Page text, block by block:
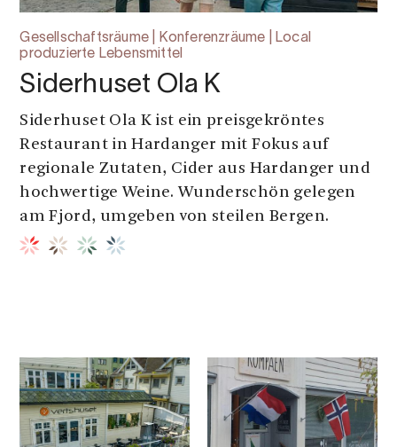
Gesellschaftsräume | Konferenzräume | Local
produzierte Lebensmittel
Siderhuset Ola K
Siderhuset Ola K ist ein preisgekröntes
Restaurant in Hardanger mit Fokus auf
regionale Zutaten, Cider aus Hardanger und
hochwertige Weine. Wunderschön gelegen
am Fjord, umgeben von steilen Bergen.